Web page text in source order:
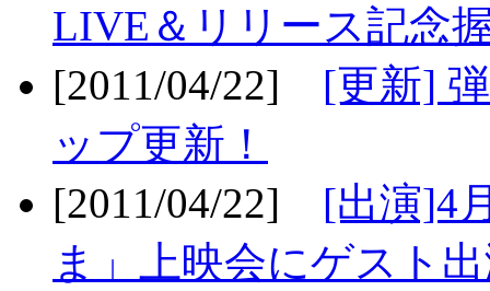
LIVE＆リリース記念
[2011/04/22] [更新]
ップ更新！
[2011/04/22] [出演]4
ま」上映会にゲスト